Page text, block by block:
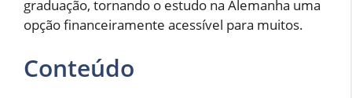
graduação, tornando o estudo na Alemanha uma
opção financeiramente acessível para muitos.
Conteúdo